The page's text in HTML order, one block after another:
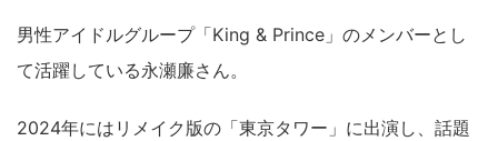
男性アイドルグループ「King & Prince」のメンバーとし
て活躍している永瀬廉さん。
2024年にはリメイク版の「東京タワー」に出演し、話題